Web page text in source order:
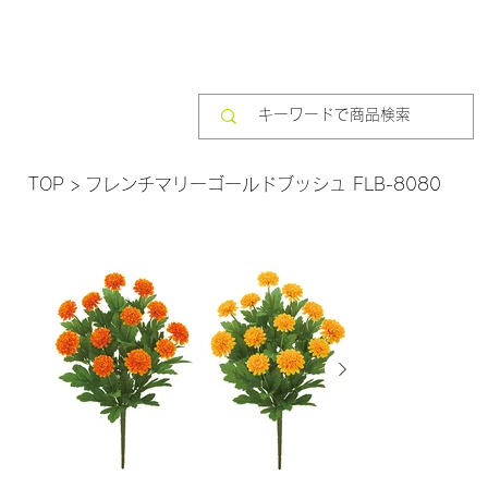
TOP > フレンチマリーゴールドブッシュ FLB-8080